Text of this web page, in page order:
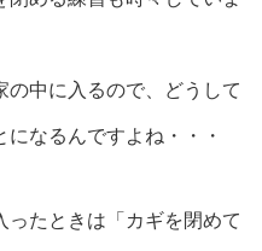
の中に入るので、どうして
なるんですよね・・・
ったときは「カギを閉めて